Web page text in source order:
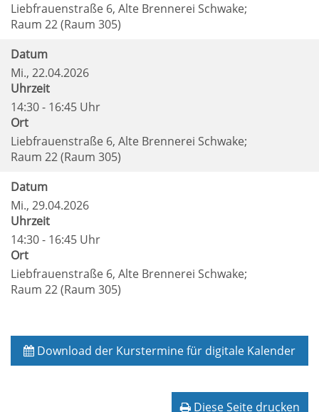
Liebfrauenstraße 6, Alte Brennerei Schwake;
Raum 22 (Raum 305)
Datum
Mi., 22.04.2026
Uhrzeit
14:30 - 16:45 Uhr
Ort
Liebfrauenstraße 6, Alte Brennerei Schwake;
Raum 22 (Raum 305)
Datum
Mi., 29.04.2026
Uhrzeit
14:30 - 16:45 Uhr
Ort
Liebfrauenstraße 6, Alte Brennerei Schwake;
Raum 22 (Raum 305)
Download der Kurstermine für digitale Kalender
Diese Seite drucken